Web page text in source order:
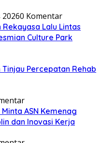
0 Komentar
Lalu Lintas
Culture Park
Percepatan Rehab
ASN Kemenag
dan Inovasi Kerja